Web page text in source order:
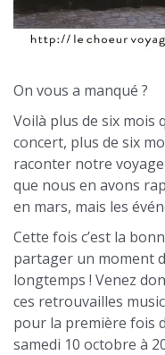
On vous a manqué ?
Voilà plus de six mois
concert, plus de six
raconter notre
que nous en avons
en mars, mais les
Cette fois c’est la
partager un moment
longtemps ! Venez
ces retrouvailles
pour la première fois
samedi 10 octobre à